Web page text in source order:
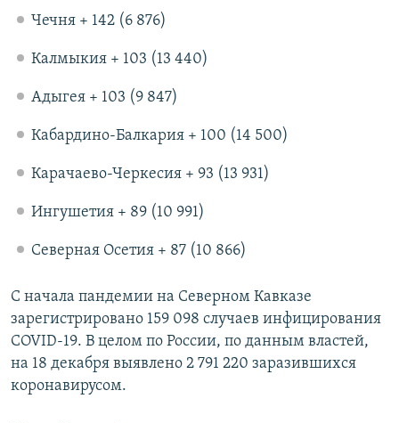
Чечня + 142 (6 876)
Калмыкия + 103 (13 440)
Адыгея + 103 (9 847)
Кабардино-Балкария + 100 (14 500)
Карачаево-Черкесия + 93 (13 931)
Ингушетия + 89 (10 991)
Северная Осетия + 87 (10 866)
С начала пандемии на Северном Кавказе
зарегистрировано 159 098 случаев инфицирования
COVID-19. В целом по России, по данным властей,
на 18 декабря выявлено 2 791 220 заразившихся
коронавирусом.